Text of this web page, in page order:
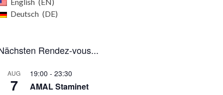
Deutsch
DE
Rendez-vous...
AUG
7
19:00 - 23:30
AMAL Staminet